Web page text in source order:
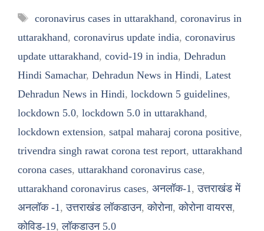
Tags
coronavirus cases in uttarakhand, coronavirus in
uttarakhand, coronavirus update india, coronavirus
update uttarakhand, covid-19 in india, Dehradun
Hindi Samachar, Dehradun News in Hindi, Latest
Dehradun News in Hindi, lockdown 5 guidelines,
lockdown 5.0, lockdown 5.0 in uttarakhand,
lockdown extension, satpal maharaj corona positive,
trivendra singh rawat corona test report, uttarakhand
corona cases, uttarakhand coronavirus case,
uttarakhand coronavirus cases, अनलॉक-1 ,उत्तराखंड में
अनलॉक -1 ,उत्तराखंड लॉकडाउन,कोरोना,कोरोना वायरस,
कोविड-19,लॉकडाउन 5.0